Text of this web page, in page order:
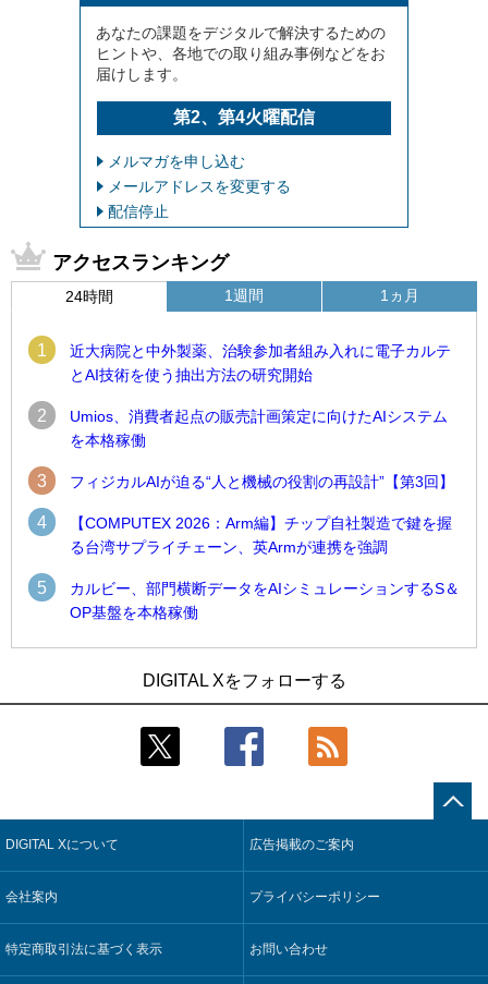
あなたの課題をデジタルで解決するための
ヒントや、各地での取り組み事例などをお
届けします。
第2、第4火曜配信
メルマガを申し込む
メールアドレスを変更する
配信停止
アクセスランキング
24時間
1
近大病院と中外製薬、治験参加者組み入れに電子カルテ
とAI技術を使う抽出方法の研究開始
2
Umios、消費者起点の販売計画策定に向けたAIシステム
を本格稼働
3 フィジカルAIが迫る“人と機械の役割の再設計”【第3回】
4
【COMPUTEX 2026：Arm編】チップ自社製造で鍵を握
る台湾サプライチェーン、英Armが連携を強調
5
カルビー、部門横断データをAIシミュレーションするS＆
OP基盤を本格稼働
1週間
製造業の現場の暗黙知を組織横断で活用するためのナレッジ
管理基盤、LIGHTzが提供
近大病院と中外製薬、治験参加者組み入れに電子カルテとAI
5
【COMPUTEX 2026：Arm編】チップ自社製造で鍵を握る台
湾サプライチェーン、英Armが連携を強調
1ヵ月
合基盤を本格稼働
鹿島建設、鋼管柱へのコンクリート充填時の異常を検出する
AIを遠隔監視システムに実装
製造業の現場の暗黙知を組織横断で活用するためのナレッジ
5
Umios、消費者起点の販売計画策定に向けたAIシステムを本格
稼働
DIGITAL Xをフォローする
DIGITAL Xについて 広告掲載のご案内
会社案内 プライバシーポリシー
特定商取引法に基づく表示 お問い合わせ